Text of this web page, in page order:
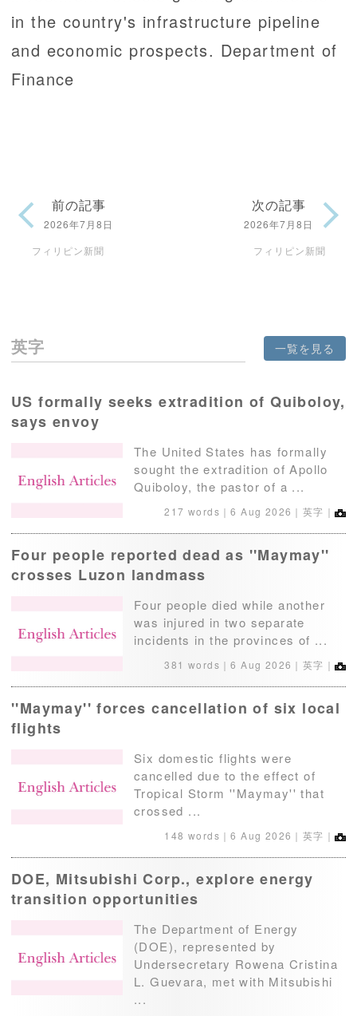
in the country's infrastructure pipeline
and economic prospects. Department of
Finance
前の記事
2026年7月8日
フィリピン新聞
次の記事
2026年7月8日
フィリピン新聞
英字 一覧を見る
US formally seeks extradition of Quiboloy,
says envoy
The United States has formally
sought the extradition of Apollo
Quiboloy, the pastor of a ...
217 words｜6 Aug 2026 ｜英字｜
Four people reported dead as ''Maymay''
crosses Luzon landmass
Four people died while another
was injured in two separate
incidents in the provinces of ...
381 words｜6 Aug 2026 ｜英字｜
''Maymay'' forces cancellation of six local
flights
Six domestic flights were
cancelled due to the effect of
Tropical Storm ''Maymay'' that
crossed ...
148 words｜6 Aug 2026 ｜英字｜
DOE, Mitsubishi Corp., explore energy
transition opportunities
The Department of Energy
(DOE), represented by
Undersecretary Rowena Cristina
L. Guevara, met with Mitsubishi
...